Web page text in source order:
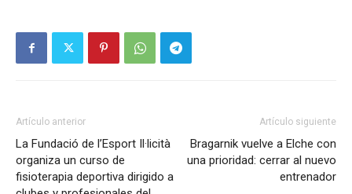
Artículo anterior
La Fundació de l’Esport Il·licità
organiza un curso de
fisioterapia deportiva dirigido a
Artículo siguiente
Bragarnik vuelve a Elche con
una prioridad: cerrar al nuevo
entrenador